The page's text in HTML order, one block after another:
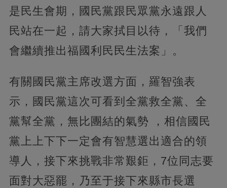
是民生會期，國民黨跟民眾黨永遠跟人
民站在一起，請大家拭目以待，「我們
會繼續推出福國利民民生法案」。
有關國民黨主席改選方面，羅智強表
示，國民黨這次可看到全黨救全黨、全
黨幫全黨，無比團結的氣勢 ，相信國民
黨上上下下一定會有智慧選出適合的領
導人，接下來挑戰非常艱鉅，7位同志要
面對大惡罷，乃至于接下來縣市長選